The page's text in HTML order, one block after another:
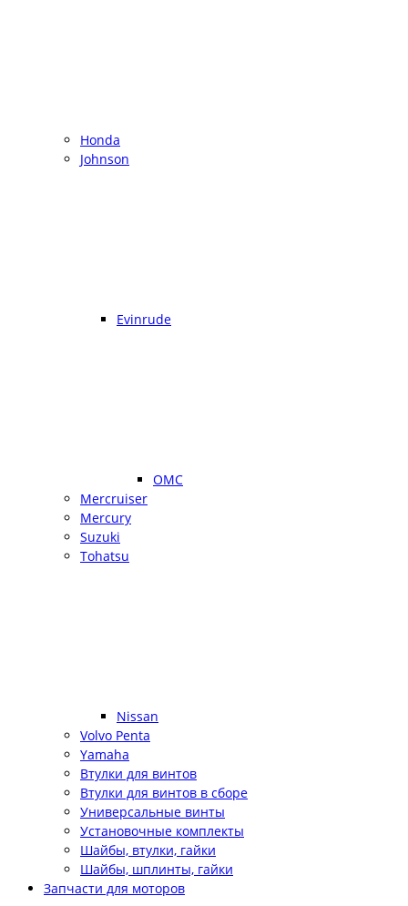
Honda
Johnson
Evinrude
OMC
Mercruiser
Mercury
Suzuki
Tohatsu
Nissan
Volvo Penta
Yamaha
Втулки для винтов
Втулки для винтов в сборе
Универсальные винты
Установочные комплекты
Шайбы, втулки, гайки
Шайбы, шплинты, гайки
Запчасти для моторов